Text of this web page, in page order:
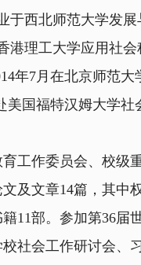
西北师范大学发展
理工大学应用社会
7月在北京师范大
国福特汉姆大学社
作委员会、校级重
及文章14篇，其中
11部。参加第36届
社会工作研讨会、